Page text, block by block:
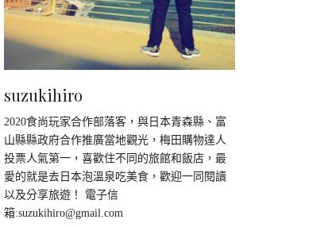
suzukihiro
2020食尚玩家合作部落客，與日本青森縣、富
山縣縣政府合作推廣當地觀光，梅田購物達人
投票人氣第一，喜歡住不同的旅館和飯店，最
愛的就是去日本泡溫泉吃美食，歡迎一同閱讀
以及分享旅遊！ 電子信
箱:suzukihiro@gmail.com